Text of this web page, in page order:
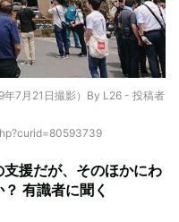
年7月21日撮影）By L26 - 投稿者
援だが、そのほかにわ
有識者に聞く